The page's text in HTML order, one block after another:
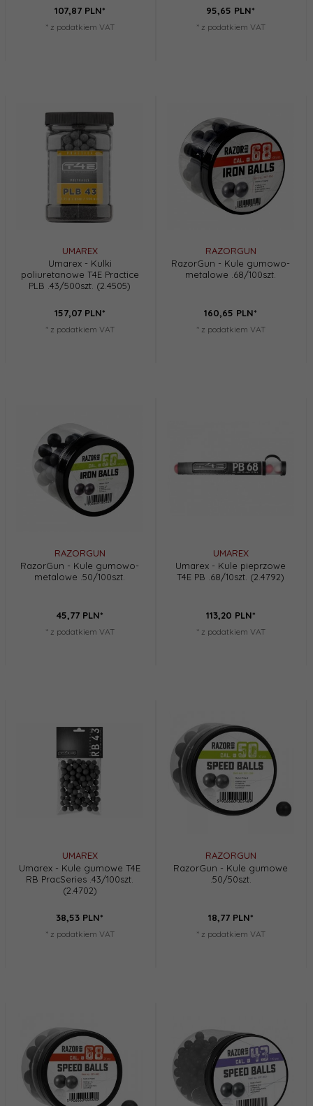
107,87 PLN*
* z podatkiem VAT
95,65 PLN*
* z podatkiem VAT
UMAREX
Umarex - Kulki
poliuretanowe T4E Practice
PLB .43/500szt. (2.4505)
157,07 PLN*
* z podatkiem VAT
RAZORGUN
RazorGun - Kule gumowo-
metalowe .68/100szt.
160,65 PLN*
* z podatkiem VAT
RAZORGUN
RazorGun - Kule gumowo-
metalowe .50/100szt.
45,77 PLN*
* z podatkiem VAT
UMAREX
Umarex - Kule pieprzowe
T4E PB .68/10szt. (2.4792)
113,20 PLN*
* z podatkiem VAT
UMAREX
Umarex - Kule gumowe T4E
RB PracSeries .43/100szt.
(2.4702)
38,53 PLN*
* z podatkiem VAT
RAZORGUN
RazorGun - Kule gumowe
.50/50szt.
18,77 PLN*
* z podatkiem VAT